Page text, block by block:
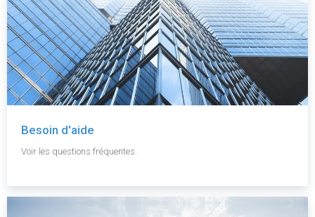
Besoin d'aide
Voir les questions fréquentes.